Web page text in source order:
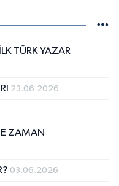
TÜRK YAZAR
23.06.2026
ZAMAN
03.06.2026